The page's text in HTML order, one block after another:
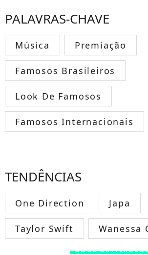
PALAVRAS-CHAVE
Música Premiação
Famosos Brasileiros
Look De Famosos
Famosos Internacionais
TENDÊNCIAS
One Direction Japa
Taylor Swift Wanessa
TODOS OS